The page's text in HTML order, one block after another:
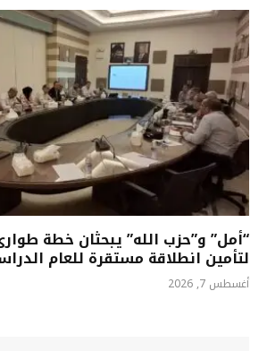
“أمل” و”حزب الله” يبحثان خطة
لتأمين انطلاقة مستقرة للعام الدراسي 2026-
أغسطس 7, 2026